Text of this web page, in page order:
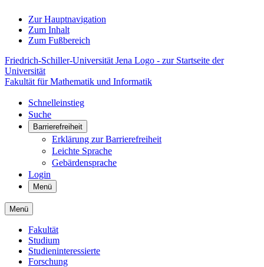
Zur Hauptnavigation
Zum Inhalt
Zum Fußbereich
Friedrich-Schiller-Universität Jena Logo - zur Startseite der
Universität
Fakultät für Mathematik und Informatik
Schnelleinstieg
Suche
Barrierefreiheit
Erklärung zur Barrierefreiheit
Leichte Sprache
Gebärdensprache
Login
Menü
Menü
Fakultät
Studium
Studieninteressierte
Forschung